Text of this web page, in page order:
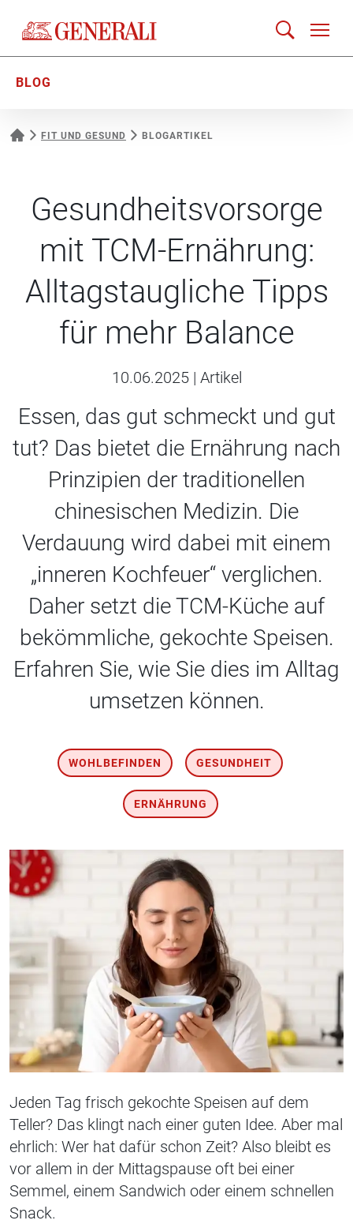
BLOG
FIT UND GESUND BLOGARTIKEL
Gesundheitsvorsorge
mit TCM-Ernährung:
Alltagstaugliche Tipps
für mehr Balance
10.06.2025| Artikel
Essen, das gut schmeckt und gut
tut? Das bietet die Ernährung nach
Prinzipien der traditionellen
chinesischen Medizin. Die
Verdauung wird dabei mit einem
„inneren Kochfeuer“ verglichen.
Daher setzt die TCM-Küche auf
bekömmliche, gekochte Speisen.
Erfahren Sie, wie Sie dies im Alltag
umsetzen können.
WOHLBEFINDEN GESUNDHEIT
ERNÄHRUNG
Jeden Tag frisch gekochte Speisen auf dem
Teller? Das klingt nach einer guten Idee. Aber mal
ehrlich: Wer hat dafür schon Zeit? Also bleibt es
vor allem in der Mittagspause oft bei einer
Semmel, einem Sandwich oder einem schnellen
Snack.